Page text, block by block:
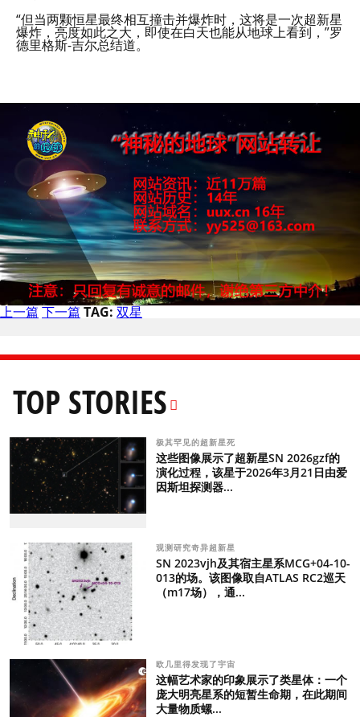
“但当两颗恒星最终相互撞击并爆炸时，这将是一次超新星
爆炸，亮度如此之大，即使在白天也能从地球上看到，”罗
德里格斯-吉尔总结道。
上一篇 下一篇 TAG: 双星
TOP STORIES
极其罕见的超新星死
这些图像展示了超新星SN 2026gzf的
演化过程，该星于2026年3月21日由爱
因斯坦探测器...
观测研究奇异超新星
SN 2023vjh及其宿主星系MCG+04-10-
013的场。该图像取自ATLAS RC2巡天
（m17场），通...
欧几里得发现了宇宙
这幅艺术家的印象展示了类星体：一个
庞大明亮星系的短暂生命期，在此期间
大量物质螺...